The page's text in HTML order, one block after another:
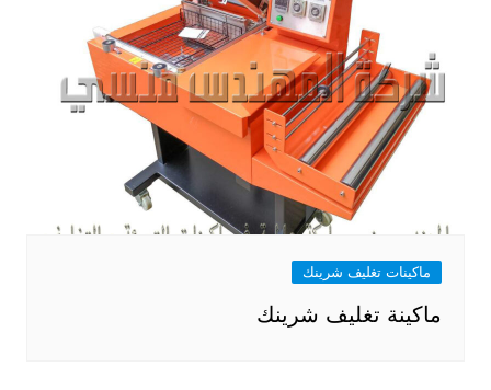
ماكينات تغليف شرينك
ماكينة تغليف شرينك